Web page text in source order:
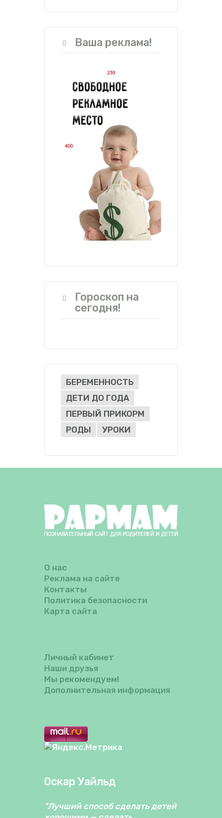
Ваша реклама!
Гороскоп на
сегодня!
БЕРЕМЕННОСТЬ
ДЕТИ ДО ГОДА
ПЕРВЫЙ ПРИКОРМ
РОДЫ
УРОКИ
О нас
Реклама на сайте
Контакты
Политика безопасности
Карта сайта
Личный кабинет
Наши друзья
Мы рекомендуем!
Дополнительная информация
Оскар Уайльд
"Лучший способ сделать детей